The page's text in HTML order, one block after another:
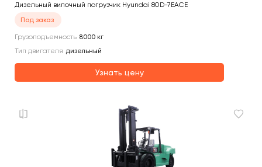
Дизельный вилочный погрузчик Hyundai 80D-7EACE
Под заказ
Грузоподъемность 8000 кг
Тип двигателя дизельный
Узнать цену